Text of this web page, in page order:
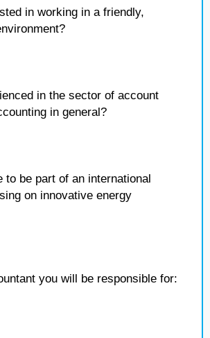
in working in a friendly,
in the sector of account
in general?
to be part of an international
on innovative energy
you will be responsible for: